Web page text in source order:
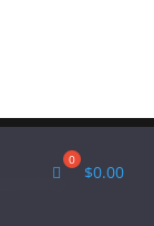
by
$0.00